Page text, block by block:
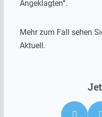
Angeklagten“.
Mehr zum Fall sehen
Aktuell.